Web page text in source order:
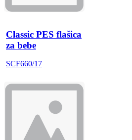
Classic PES flašica
za bebe
SCF660/17